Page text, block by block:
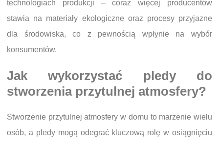
technologiach produkcji – coraz więcej producentów
stawia na materiały ekologiczne oraz procesy przyjazne
dla środowiska, co z pewnością wpłynie na wybór
konsumentów.
Jak wykorzystać pledy do
stworzenia przytulnej atmosfery?
Stworzenie przytulnej atmosfery w domu to marzenie wielu
osób, a pledy mogą odegrać kluczową rolę w osiągnięciu